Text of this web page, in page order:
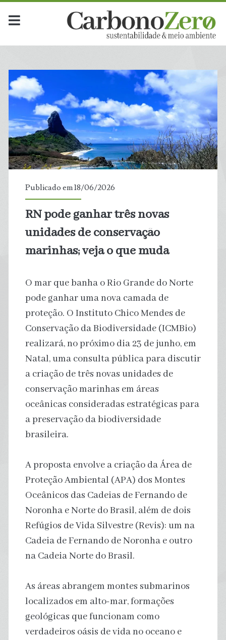
Publicado em 18/06/2026
RN pode ganhar três novas
unidades de conservação
marinhas; veja o que muda
O mar que banha o Rio Grande do Norte
pode ganhar uma nova camada de
proteção. O Instituto Chico Mendes de
Conservação da Biodiversidade (ICMBio)
realizará, no próximo dia 23 de junho, em
Natal, uma consulta pública para discutir
a criação de três novas unidades de
conservação marinhas em áreas
oceânicas consideradas estratégicas para
a preservação da biodiversidade
brasileira.
A proposta envolve a criação da Área de
Proteção Ambiental (APA) dos Montes
Oceânicos das Cadeias de Fernando de
Noronha e Norte do Brasil, além de dois
Refúgios de Vida Silvestre (Revis): um na
Cadeia de Fernando de Noronha e outro
na Cadeia Norte do Brasil.
As áreas abrangem montes submarinos
localizados em alto-mar, formações
geológicas que funcionam como
verdadeiros oásis de vida no oceano e